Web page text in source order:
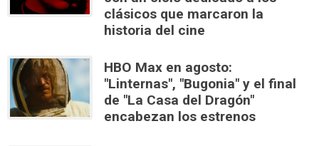
clásicos que marcaron la
historia del cine
HBO Max en agosto:
"Linternas", "Bugonia" y el final
de "La Casa del Dragón"
encabezan los estrenos